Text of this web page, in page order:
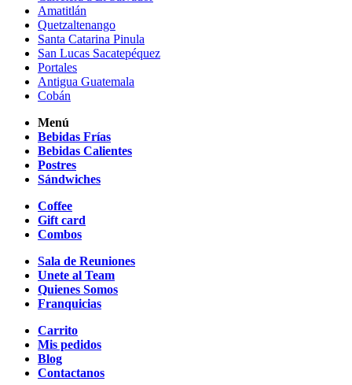
Amatitlán
Quetzaltenango
Santa Catarina Pinula
San Lucas Sacatepéquez
Portales
Antigua Guatemala
Cobán
Menú
Bebidas Frías
Bebidas Calientes
Postres
Sándwiches
Coffee
Gift card
Combos
Sala de Reuniones
Unete al Team
Quienes Somos
Franquicias
Carrito
Mis pedidos
Blog
Contactanos